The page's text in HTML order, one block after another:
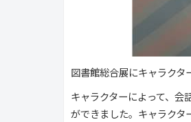
図書館総合展にキャラクタ
キャラクターによって、会
ができました。キャラクタ